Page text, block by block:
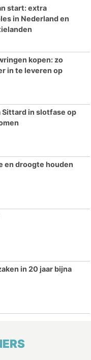
start: extra
in Nederland en
kopen: zo
in te leveren op
Sittard in slotfase op
en droogte houden
in 20 jaar bijna